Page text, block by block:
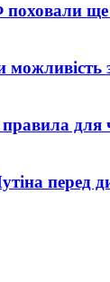
ще
для
перед